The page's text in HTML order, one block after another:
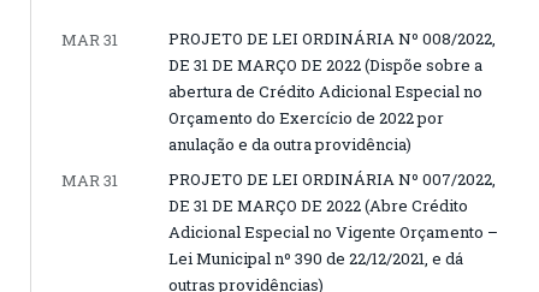
MAR 31
PROJETO DE LEI ORDINÁRIA Nº 008/2022,
DE 31 DE MARÇO DE 2022 (Dispõe sobre a
abertura de Crédito Adicional Especial no
Orçamento do Exercício de 2022 por
anulação e da outra providência)
MAR 31
PROJETO DE LEI ORDINÁRIA Nº 007/2022,
DE 31 DE MARÇO DE 2022 (Abre Crédito
Adicional Especial no Vigente Orçamento –
Lei Municipal nº 390 de 22/12/2021, e dá
outras providências)